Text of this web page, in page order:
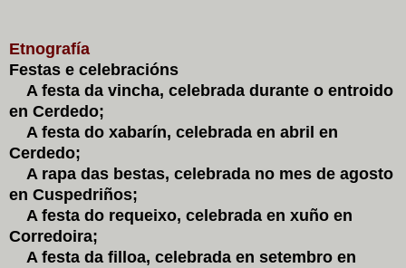
Etnografía
Festas e celebracións
A festa da vincha, celebrada durante o entroido
en Cerdedo;
A festa do xabarín, celebrada en abril en
Cerdedo;
A rapa das bestas, celebrada no mes de agosto
en Cuspedriños;
A festa do requeixo, celebrada en xuño en
Corredoira;
A festa da filloa, celebrada en setembro en